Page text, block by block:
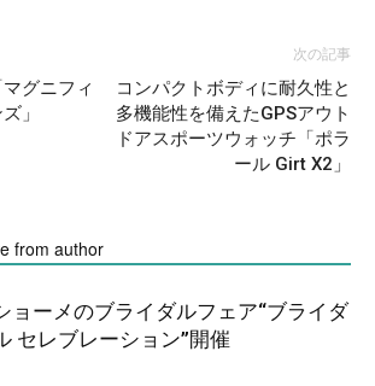
グニフィ
」
次の記事
コンパクトボディに耐久性と
多機能性を備えたGPSアウト
ドアスポーツウォッチ「ポラ
ール Girt X2」
from author
ョーメのブライダルフェア“ブライダ
セレブレーション”開催